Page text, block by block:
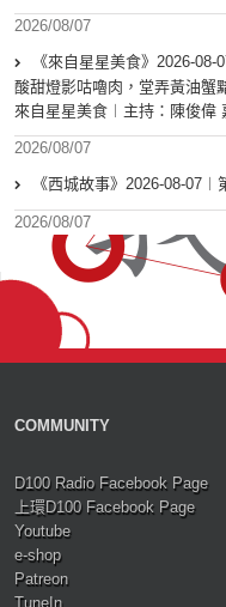
2026/08/07
《來自星星美食》2026-
酸甜燈影咕嚕肉，堂弄黃油蟹
來自星星美食︱主持：陳俊偉
2026/08/07
《西城故事》2026-08-
2026/08/07
COMMUNITY
D100 Radio Facebook Page
上環D100 Facebook Page
Youtube
e-shop
Patreon
TuneIn